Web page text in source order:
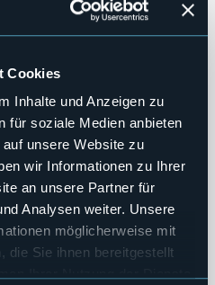
Cookies
Inhalte und Anzeigen zu
für soziale Medien anbieten
unsere Website zu
wir Informationen zu Ihrer
an unsere Partner für
Analysen weiter. Unsere
möglicherweise mit
die Sie ihnen bereitgestellt
Vantaggi Economici